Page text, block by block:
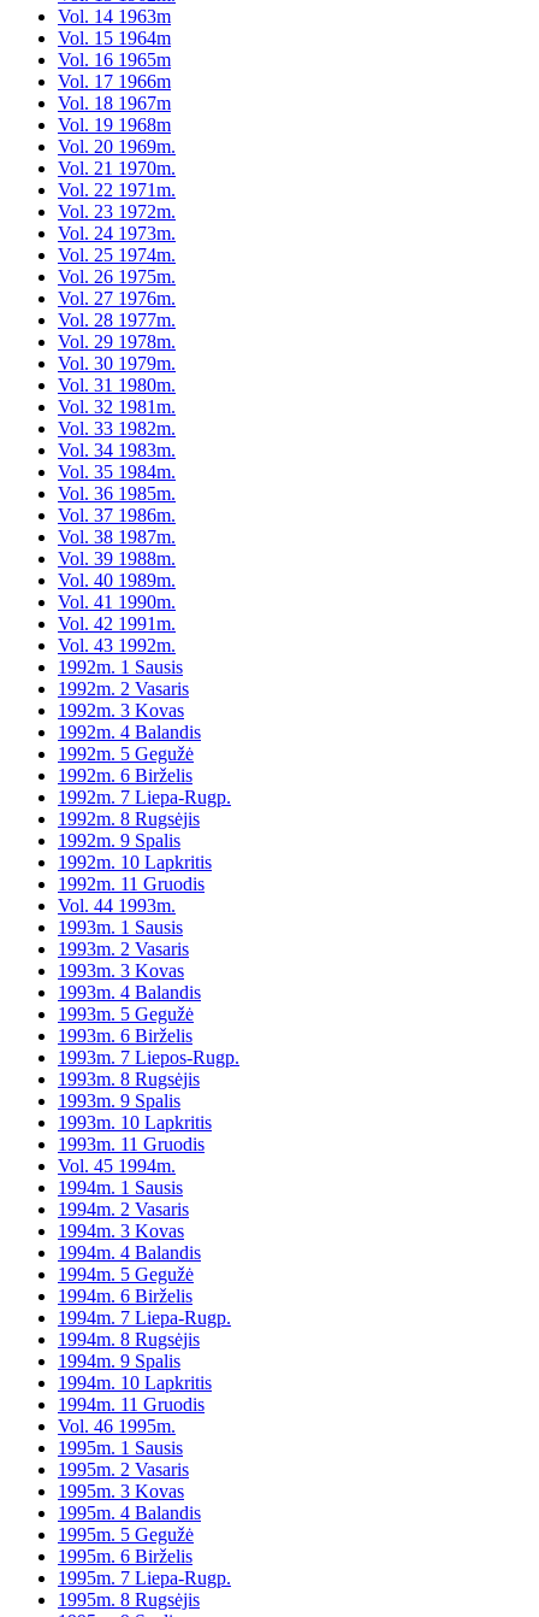
Vol. 14 1963m
Vol. 15 1964m
Vol. 16 1965m
Vol. 17 1966m
Vol. 18 1967m
Vol. 19 1968m
Vol. 20 1969m.
Vol. 21 1970m.
Vol. 22 1971m.
Vol. 23 1972m.
Vol. 24 1973m.
Vol. 25 1974m.
Vol. 26 1975m.
Vol. 27 1976m.
Vol. 28 1977m.
Vol. 29 1978m.
Vol. 30 1979m.
Vol. 31 1980m.
Vol. 32 1981m.
Vol. 33 1982m.
Vol. 34 1983m.
Vol. 35 1984m.
Vol. 36 1985m.
Vol. 37 1986m.
Vol. 38 1987m.
Vol. 39 1988m.
Vol. 40 1989m.
Vol. 41 1990m.
Vol. 42 1991m.
Vol. 43 1992m.
1992m. 1 Sausis
1992m. 2 Vasaris
1992m. 3 Kovas
1992m. 4 Balandis
1992m. 5 Gegužė
1992m. 6 Birželis
1992m. 7 Liepa-Rugp.
1992m. 8 Rugsėjis
1992m. 9 Spalis
1992m. 10 Lapkritis
1992m. 11 Gruodis
Vol. 44 1993m.
1993m. 1 Sausis
1993m. 2 Vasaris
1993m. 3 Kovas
1993m. 4 Balandis
1993m. 5 Gegužė
1993m. 6 Birželis
1993m. 7 Liepos-Rugp.
1993m. 8 Rugsėjis
1993m. 9 Spalis
1993m. 10 Lapkritis
1993m. 11 Gruodis
Vol. 45 1994m.
1994m. 1 Sausis
1994m. 2 Vasaris
1994m. 3 Kovas
1994m. 4 Balandis
1994m. 5 Gegužė
1994m. 6 Birželis
1994m. 7 Liepa-Rugp.
1994m. 8 Rugsėjis
1994m. 9 Spalis
1994m. 10 Lapkritis
1994m. 11 Gruodis
Vol. 46 1995m.
1995m. 1 Sausis
1995m. 2 Vasaris
1995m. 3 Kovas
1995m. 4 Balandis
1995m. 5 Gegužė
1995m. 6 Birželis
1995m. 7 Liepa-Rugp.
1995m. 8 Rugsėjis